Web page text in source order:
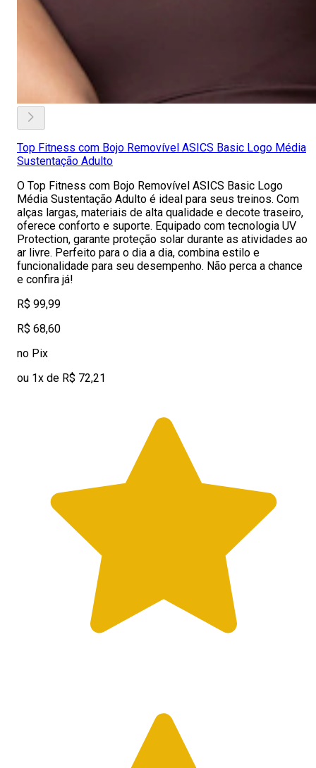
Top Fitness com Bojo Removível ASICS Basic Logo Média
Sustentação Adulto
O Top Fitness com Bojo Removível ASICS Basic Logo
Média Sustentação Adulto é ideal para seus treinos. Com
alças largas, materiais de alta qualidade e decote traseiro,
oferece conforto e suporte. Equipado com tecnologia UV
Protection, garante proteção solar durante as atividades ao
ar livre. Perfeito para o dia a dia, combina estilo e
funcionalidade para seu desempenho. Não perca a chance
e confira já!
R$ 99,99
R$ 68,60
no Pix
ou 1x de R$ 72,21